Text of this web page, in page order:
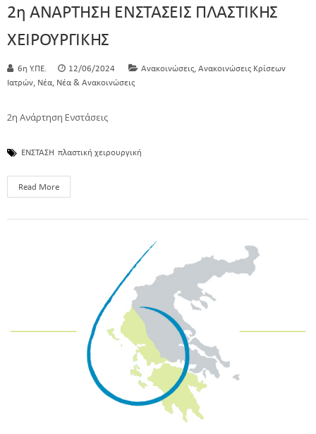
2η ΑΝΑΡΤΗΣΗ ΕΝΣΤΑΣΕΙΣ ΠΛΑΣΤΙΚΗΣ
ΧΕΙΡΟΥΡΓΙΚΗΣ
6η Υ.ΠΕ. 12/06/2024 Ανακοινώσεις, Ανακοινώσεις Κρίσεων
Ιατρών, Νέα, Νέα & Ανακοινώσεις
2η Ανάρτηση Ενστάσεις
ΕΝΣΤΑΣΗ πλαστική χειρουργική
Read More